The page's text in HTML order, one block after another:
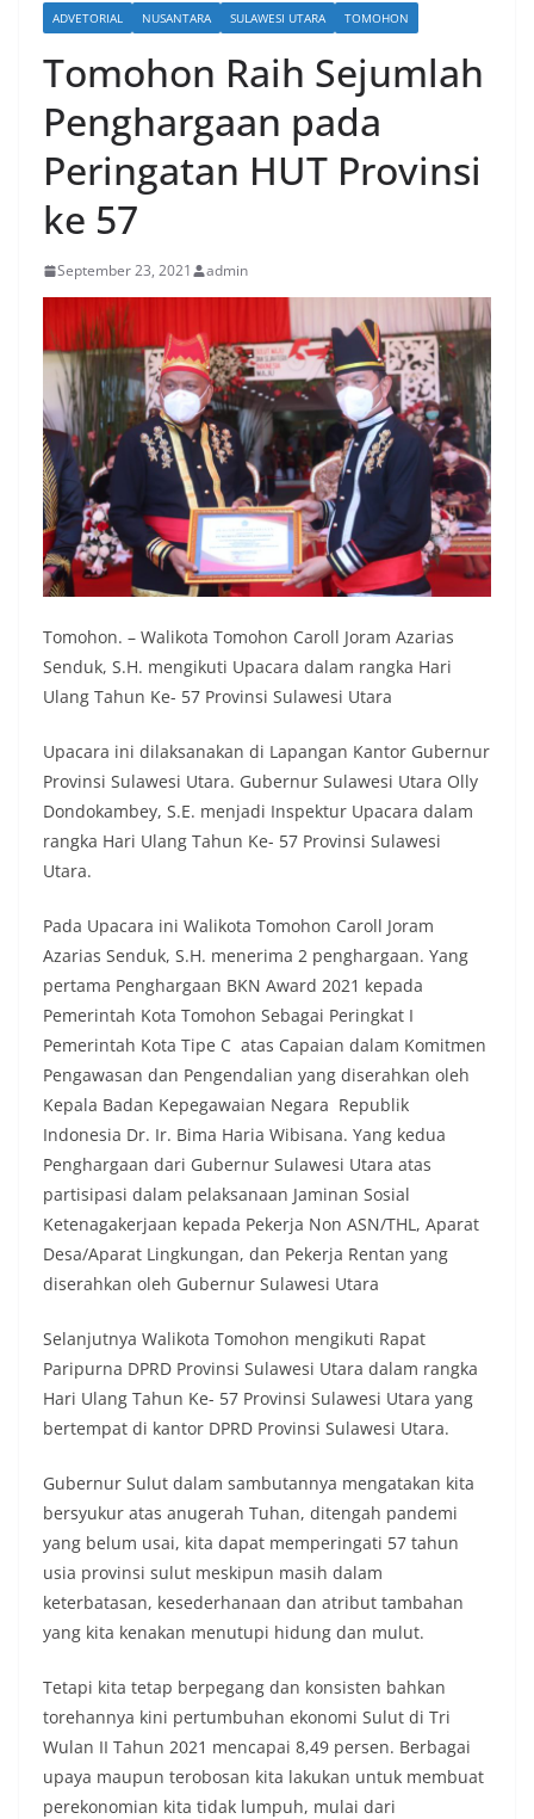
ADVETORIAL NUSANTARA SULAWESI UTARA TOMOHON
Tomohon Raih Sejumlah
Penghargaan pada
Peringatan HUT Provinsi
ke 57
September 23, 2021 admin
Tomohon. – Walikota Tomohon Caroll Joram Azarias
Senduk, S.H. mengikuti Upacara dalam rangka Hari
Ulang Tahun Ke- 57 Provinsi Sulawesi Utara
Upacara ini dilaksanakan di Lapangan Kantor Gubernur
Provinsi Sulawesi Utara. Gubernur Sulawesi Utara Olly
Dondokambey, S.E. menjadi Inspektur Upacara dalam
rangka Hari Ulang Tahun Ke- 57 Provinsi Sulawesi
Utara.
Pada Upacara ini Walikota Tomohon Caroll Joram
Azarias Senduk, S.H. menerima 2 penghargaan. Yang
pertama Penghargaan BKN Award 2021 kepada
Pemerintah Kota Tomohon Sebagai Peringkat I
Pemerintah Kota Tipe C atas Capaian dalam Komitmen
Pengawasan dan Pengendalian yang diserahkan oleh
Kepala Badan Kepegawaian Negara Republik
Indonesia Dr. Ir. Bima Haria Wibisana. Yang kedua
Penghargaan dari Gubernur Sulawesi Utara atas
partisipasi dalam pelaksanaan Jaminan Sosial
Ketenagakerjaan kepada Pekerja Non ASN/THL, Aparat
Desa/Aparat Lingkungan, dan Pekerja Rentan yang
diserahkan oleh Gubernur Sulawesi Utara
Selanjutnya Walikota Tomohon mengikuti Rapat
Paripurna DPRD Provinsi Sulawesi Utara dalam rangka
Hari Ulang Tahun Ke- 57 Provinsi Sulawesi Utara yang
bertempat di kantor DPRD Provinsi Sulawesi Utara.
Gubernur Sulut dalam sambutannya mengatakan kita
bersyukur atas anugerah Tuhan, ditengah pandemi
yang belum usai, kita dapat memperingati 57 tahun
usia provinsi sulut meskipun masih dalam
keterbatasan, kesederhanaan dan atribut tambahan
yang kita kenakan menutupi hidung dan mulut.
Tetapi kita tetap berpegang dan konsisten bahkan
torehannya kini pertumbuhan ekonomi Sulut di Tri
Wulan II Tahun 2021 mencapai 8,49 persen. Berbagai
upaya maupun terobosan kita lakukan untuk membuat
perekonomian kita tidak lumpuh, mulai dari